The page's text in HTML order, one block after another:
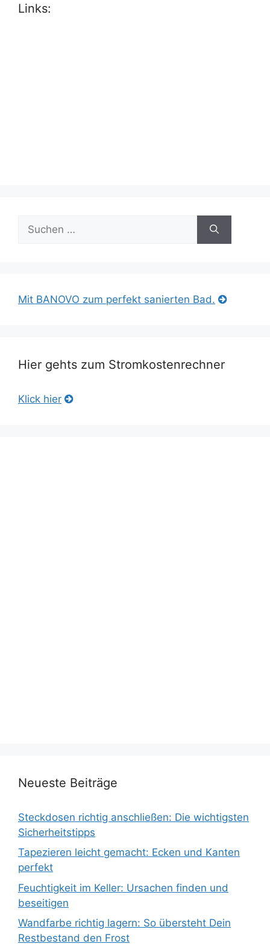
Links:
nach:
Mit BANOVO zum perfekt sanierten Bad.
Hier gehts zum Stromkostenrechner
Klick hier
Neueste Beiträge
Steckdosen richtig anschließen: Die wichtigsten
Sicherheitstipps
Tapezieren leicht gemacht: Ecken und Kanten
perfekt
Feuchtigkeit im Keller: Ursachen finden und
beseitigen
Wandfarbe richtig lagern: So übersteht Dein
Restbestand den Frost